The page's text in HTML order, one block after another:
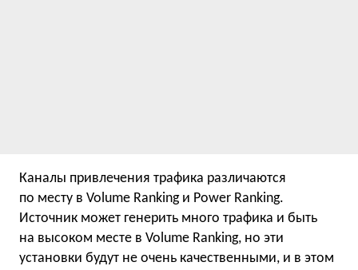
Каналы привлечения трафика различаются
по месту в Volume Ranking и Power Ranking.
Источник может генерить много трафика и быть
на высоком месте в Volume Ranking, но эти
установки будут не очень качественными, и в этом